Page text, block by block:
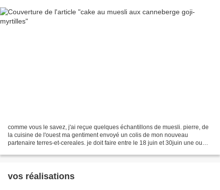
comme vous le savez, j'ai reçue quelques échantillons de muesli. pierre, de
la cuisine de l'ouest ma gentiment envoyé un colis de mon nouveau
partenaire terres-et-cereales. je doit faire entre le 18 juin et 30juin une ou
vos réalisations